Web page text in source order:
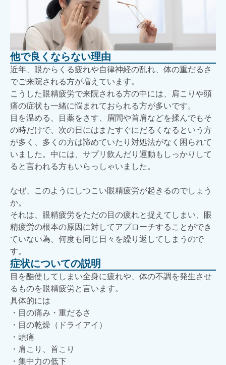
他で良くならない理由
近年、眼からくる疲れや自律神経の乱れ、体の重だるさ
でご来院される方が増えています。
こうした眼精疲労で来院される方の中には、肩こりや頭
痛の症状も一緒に悩まれておられる方が多いです。
目を温める、目薬をさす、眉間や首肩などを揉んでもそ
の時だけで、次の日にはまたすぐにだるくなるという方
が多く、多くの方は諦めていたり対処法がなく困られて
いました。中には、サプリ飲んだり運動もしっかりして
ると言われる方もいらっしゃいました。
なぜ、このようにしつこい眼精疲労が起きるのでしょう
か。
それは、眼精疲労をただの目の疲れと捉えてしまい、眼
精疲労の根本の原因に対してアプローチすることができ
ていない為、何度も同じ日々を繰り返してしまうので
す。
症状についての説明
目を酷使してしまい全身に疲れや、体の不調を発生させ
るものを眼精疲労と言います。
具体的には
・目の痛み・重だるさ
・目の乾燥（ドライアイ）
・頭痛
・肩こり、首こり
・集中力の低下